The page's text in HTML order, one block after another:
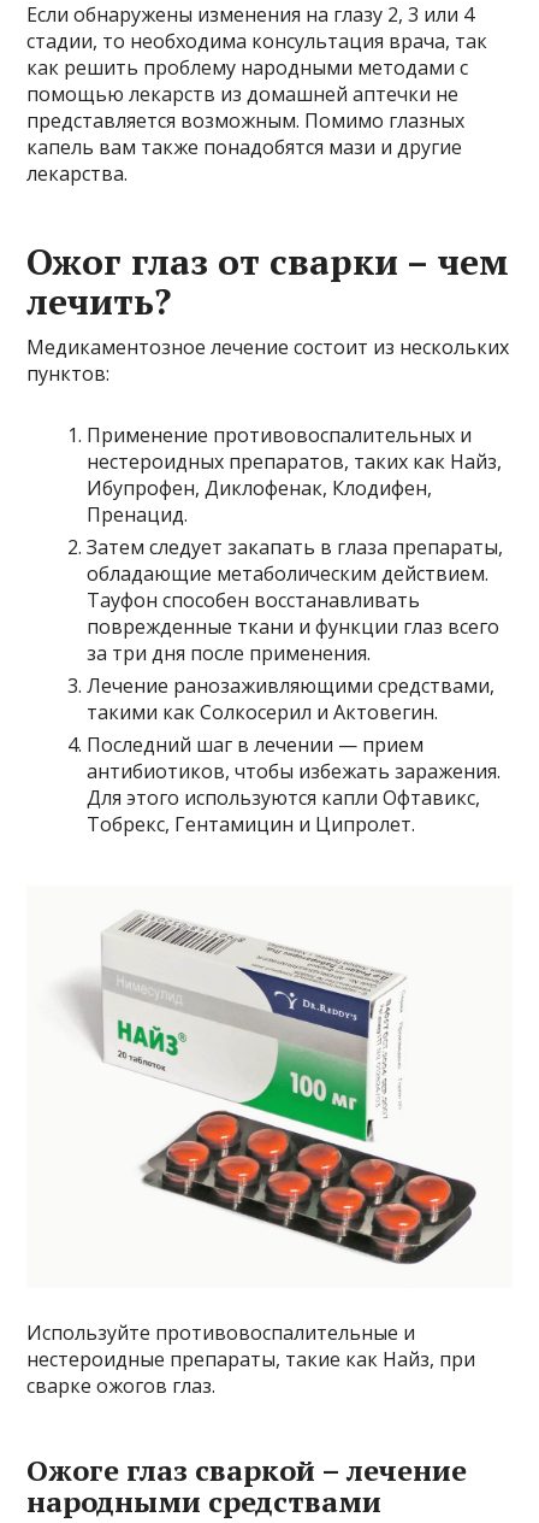
Если обнаружены изменения на глазу 2, 3 или 4
стадии, то необходима консультация врача, так
как решить проблему народными методами с
помощью лекарств из домашней аптечки не
представляется возможным. Помимо глазных
капель вам также понадобятся мази и другие
лекарства.
Ожог глаз от сварки – чем
лечить?
Медикаментозное лечение состоит из нескольких
пунктов:
Применение противовоспалительных и
нестероидных препаратов, таких как Найз,
Ибупрофен, Диклофенак, Клодифен,
Пренацид.
Затем следует закапать в глаза препараты,
обладающие метаболическим действием.
Тауфон способен восстанавливать
поврежденные ткани и функции глаз всего
за три дня после применения.
Лечение ранозаживляющими средствами,
такими как Солкосерил и Актовегин.
Последний шаг в лечении — прием
антибиотиков, чтобы избежать заражения.
Для этого используются капли Офтавикс,
Тобрекс, Гентамицин и Ципролет.
Используйте противовоспалительные и
нестероидные препараты, такие как Найз, при
сварке ожогов глаз.
Ожоге глаз сваркой – лечение
народными средствами